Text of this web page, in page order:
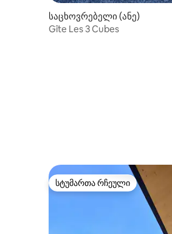
საცხოვრებელი (ანე)
Gîte Les 3 Cubes
სტუმართა რჩეული
სტუმართა რჩეული